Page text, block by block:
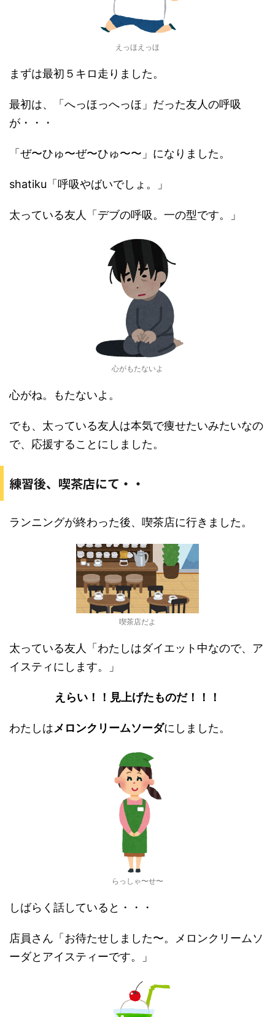
えっほえっほ
まずは最初５キロ走りました。
最初は、「へっほっへっほ」だった友人の呼吸
が・・・
「ぜ〜ひゅ〜ぜ〜ひゅ〜〜」になりました。
shatiku「呼吸やばいでしょ。」
太っている友人「デブの呼吸。一の型です。」
心がもたないよ
心がね。もたないよ。
でも、太っている友人は本気で痩せたいみたいなの
で、応援することにしました。
練習後、喫茶店にて・・
ランニングが終わった後、喫茶店に行きました。
喫茶店だよ
太っている友人「わたしはダイエット中なので、ア
イスティにします。」
えらい！！見上げたものだ！！！
わたしはメロンクリームソーダにしました。
らっしゃ〜せ〜
しばらく話していると・・・
店員さん「お待たせしました〜。メロンクリームソ
ーダとアイスティーです。」